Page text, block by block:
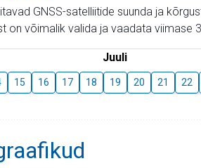
GNSS-satelliitide suunda ja
on võimalik valida ja vaadata viimase
Juuli
15 16 17 18 19 20 21 22